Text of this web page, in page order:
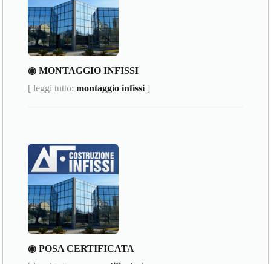
◉ MONTAGGIO INFISSI
[ leggi tutto:montaggio infissi ]
◉ POSA CERTIFICATA